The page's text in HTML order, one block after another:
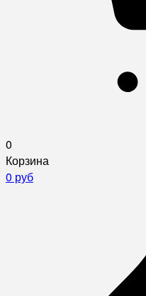
0
Корзина
0 руб